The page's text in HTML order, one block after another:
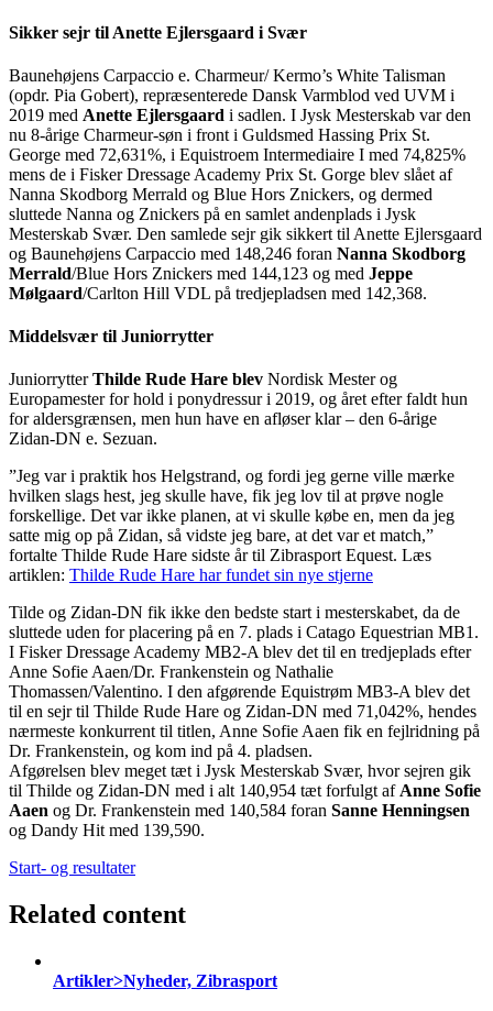
Sikker sejr til Anette Ejlersgaard i Svær
Baunehøjens Carpaccio e. Charmeur/ Kermo’s White Talisman
(opdr. Pia Gobert), repræsenterede Dansk Varmblod ved UVM i
2019 med Anette Ejlersgaard i sadlen. I Jysk Mesterskab var den
nu 8-årige Charmeur-søn i front i Guldsmed Hassing Prix St.
George med 72,631%, i Equistroem Intermediaire I med 74,825%
mens de i Fisker Dressage Academy Prix St. Gorge blev slået af
Nanna Skodborg Merrald og Blue Hors Znickers, og dermed
sluttede Nanna og Znickers på en samlet andenplads i Jysk
Mesterskab Svær. Den samlede sejr gik sikkert til Anette Ejlersgaard
og Baunehøjens Carpaccio med 148,246 foran Nanna Skodborg
Merrald/Blue Hors Znickers med 144,123 og med Jeppe
Mølgaard/Carlton Hill VDL på tredjepladsen med 142,368.
Middelsvær til Juniorrytter
JuniorrytterThilde Rude Hare blev Nordisk Mester og
Europamester for hold i ponydressur i 2019, og året efter faldt hun
for aldersgrænsen, men hun have en afløser klar – den 6-årige
Zidan-DN e. Sezuan.
”Jeg var i praktik hos Helgstrand, og fordi jeg gerne ville mærke
hvilken slags hest, jeg skulle have, fik jeg lov til at prøve nogle
forskellige. Det var ikke planen, at vi skulle købe en, men da jeg
satte mig op på Zidan, så vidste jeg bare, at det var et match,”
fortalte Thilde Rude Hare sidste år til Zibrasport Equest. Læs
artiklen: Thilde Rude Hare har fundet sin nye stjerne
Tilde og Zidan-DN fik ikke den bedste start i mesterskabet, da de
sluttede uden for placering på en 7. plads i Catago Equestrian MB1.
I Fisker Dressage Academy MB2-A blev det til en tredjeplads efter
Anne Sofie Aaen/Dr. Frankenstein og Nathalie
Thomassen/Valentino. I den afgørende Equistrøm MB3-A blev det
til en sejr til Thilde Rude Hare og Zidan-DN med 71,042%, hendes
nærmeste konkurrent til titlen, Anne Sofie Aaen fik en fejlridning på
Dr. Frankenstein, og kom ind på 4. pladsen.
Afgørelsen blev meget tæt i Jysk Mesterskab Svær, hvor sejren gik
til Thilde og Zidan-DN med i alt 140,954 tæt forfulgt afAnne Sofie
Aaen og Dr. Frankenstein med 140,584 foran Sanne Henningsen
og Dandy Hit med 139,590.
Start- og resultater
Related content
Artikler>Nyheder, Zibrasport